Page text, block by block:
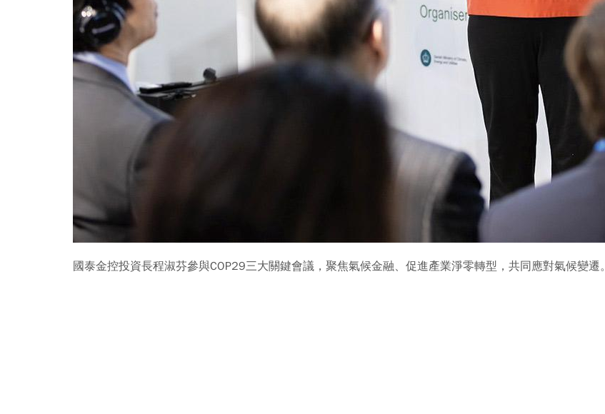
國泰金控投資長程淑芬參與COP29三大關鍵會議，聚焦氣候金融、促進產業淨零轉型，共同應對氣候變遷。